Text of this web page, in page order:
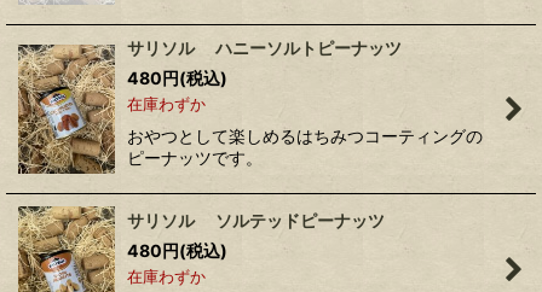
サリソル ハニーソルトピーナッツ
480円(税込)
在庫わずか
おやつとして楽しめるはちみつコーティングの
ピーナッツです。
サリソル ソルテッドピーナッツ
480円(税込)
在庫わずか